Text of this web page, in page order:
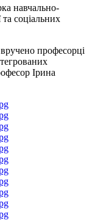
навчально-
та соціальних
професорці
Ірина